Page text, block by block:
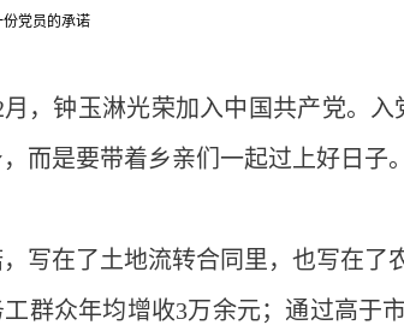
党员的承诺
月，钟玉淋光荣加入中国共产党。
而是要带着乡亲们一起过上好日子
写在了土地流转合同里，也写在了
工群众年均增收3万余元；通过高于